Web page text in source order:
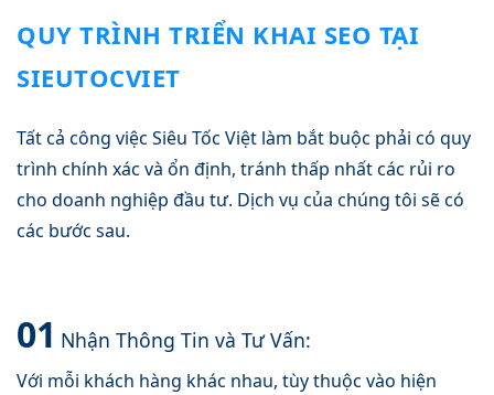
QUY TRÌNH TRIỂN KHAI SEO TẠI
SIEUTOCVIET
Tất cả công việc Siêu Tốc Việt làm bắt buộc phải có quy
trình chính xác và ổn định, tránh thấp nhất các rủi ro
cho doanh nghiệp đầu tư. Dịch vụ của chúng tôi sẽ có
các bước sau.
01 Nhận Thông Tin và Tư Vấn:
Với mỗi khách hàng khác nhau, tùy thuộc vào hiện